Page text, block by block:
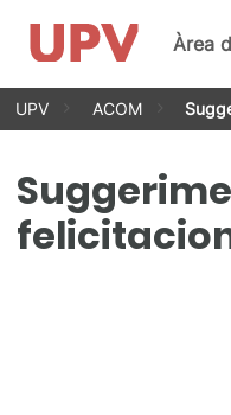
Vés
Àrea
UPV ACOM